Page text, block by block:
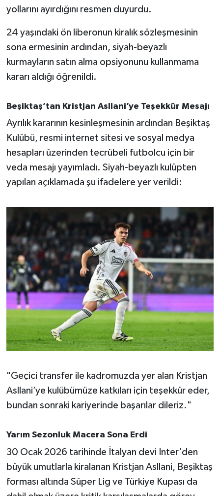
yollarını ayırdığını resmen duyurdu.
24 yaşındaki ön liberonun kiralık sözleşmesinin
sona ermesinin ardından, siyah-beyazlı
kurmayların satın alma opsiyonunu kullanmama
kararı aldığı öğrenildi.
Beşiktaş’tan Kristjan Asllani’ye Teşekkür Mesajı
Ayrılık kararının kesinleşmesinin ardından Beşiktaş
Kulübü, resmi internet sitesi ve sosyal medya
hesapları üzerinden tecrübeli futbolcu için bir
veda mesajı yayımladı. Siyah-beyazlı kulüpten
yapılan açıklamada şu ifadelere yer verildi:
"Geçici transfer ile kadromuzda yer alan Kristjan
Asllani’ye kulübümüze katkıları için teşekkür eder,
bundan sonraki kariyerinde başarılar dileriz."
Yarım Sezonluk Macera Sona Erdi
30 Ocak 2026 tarihinde İtalyan devi Inter'den
büyük umutlarla kiralanan Kristjan Asllani, Beşiktaş
forması altında Süper Lig ve Türkiye Kupası da
MANŞET
Manyas
OLAY
SAĞLIK
Savaştepe
Sındırgı
SPOR
SÜRMANŞET
Susurluk
TARİHTE BUGÜN
Trend
YAŞAM